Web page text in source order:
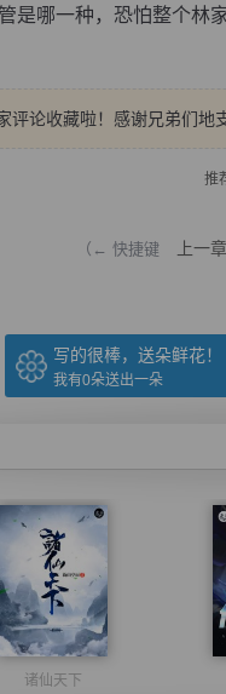
是哪一种，恐怕整个林
评论收藏啦！感谢兄弟们地
推
（← 快捷键 上一章
写的很棒，送朵鲜花！
我有0朵送出一朵
诸仙天下